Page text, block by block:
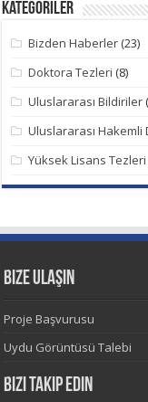
Kategoriler
Bizden Haberler(23)
Doktora Tezleri (8)
Uluslararası Bildiriler
Uluslararası Hakemli
Yüksek Lisans Tezleri
Bize Ulaşın
Proje Başvurusu
Uydu Görüntüsü Talebi
Bizi Takip Edin